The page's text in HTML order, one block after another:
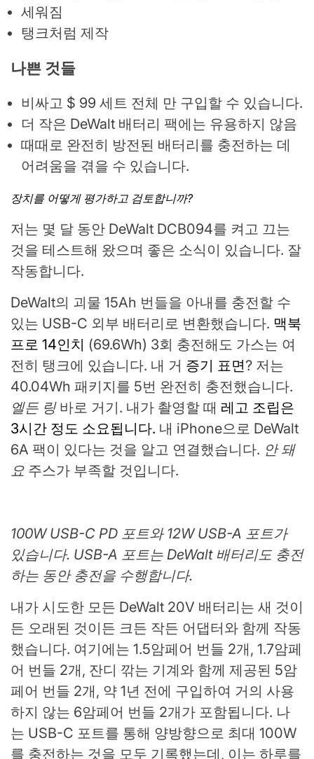
세워짐
탱크처럼 제작
나쁜 것들
비싸고 $ 99 세트 전체 만 구입할 수 있습니다.
더 작은 DeWalt 배터리 팩에는 유용하지 않음
때때로 완전히 방전된 배터리를 충전하는 데
어려움을 겪을 수 있습니다.
장치를 어떻게 평가하고 검토합니까?
저는 몇 달 동안 DeWalt DCB094를 켜고 끄는
것을 테스트해 왔으며 좋은 소식이 있습니다. 잘
작동합니다.
DeWalt의 괴물 15Ah 번들을 아내를 충전할 수
있는 USB-C 외부 배터리로 변환했습니다. 맥북
프로 14인치 (69.6Wh) 3회 충전해도 가스는 여
전히 탱크에 있습니다. 내 거 증기 표면? 저는
40.04Wh 패키지를 5번 완전히 충전했습니다.
엘든 링바로 거기. 내가 촬영할 때 레고 조립은
3시간 정도 소요됩니다. 내 iPhone으로 DeWalt
6A 팩이 있다는 것을 알고 연결했습니다. 안 돼
요 주스가 부족할 것입니다.
100W USB-C PD 포트와 12W USB-A 포트가
있습니다. USB-A 포트는 DeWalt 배터리도 충전
하는 동안 충전을 수행합니다.
내가 시도한 모든 DeWalt 20V 배터리는 새 것이
든 오래된 것이든 크든 작든 어댑터와 함께 작동
했습니다. 여기에는 1.5암페어 번들 2개, 1.7암페
어 번들 2개, 잔디 깎는 기계와 함께 제공된 5암
페어 번들 2개, 약 1년 전에 구입하여 거의 사용
하지 않는 6암페어 번들 2개가 포함됩니다. 나
는 USB-C 포트를 통해 양방향으로 최대 100W
를 충전하는 것을 모두 기록했는데, 이는 하루를